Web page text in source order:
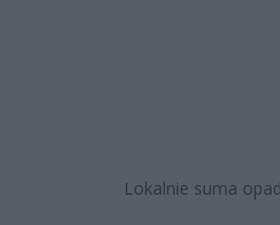
Lokalnie suma